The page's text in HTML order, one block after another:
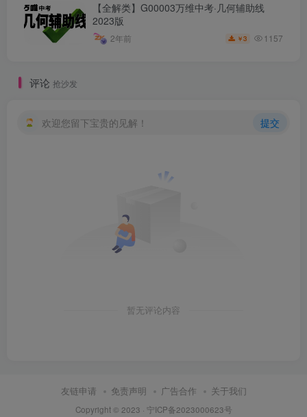
【全解类】G00003万维中考·几何辅助线
2023版
2年前 ￥3 1157
评论 抢沙发
欢迎您留下宝贵的见解！ 提交
暂无评论内容
友链申请 免责声明 广告合作 关于我们
Copyright © 2023 · 宁ICP备2023000623号